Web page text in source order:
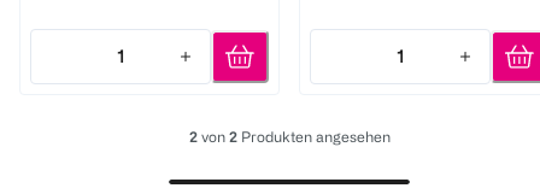
1
Quantity: 1
1
Quantity: 1
2 von2 Produkten angesehen